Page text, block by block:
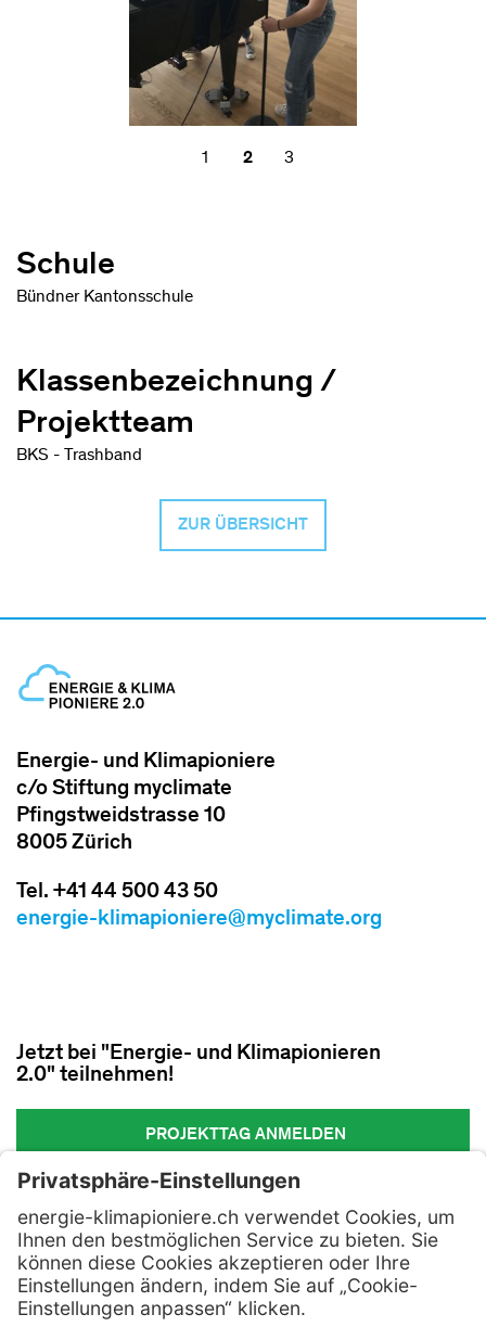
1 2 3
Schule
Bündner Kantonsschule
Klassenbezeichnung /
Projektteam
BKS - Trashband
ZUR ÜBERSICHT
Energie- und Klimapioniere
c/o Stiftung myclimate
Pfingstweidstrasse 10
8005 Zürich
Tel. +41 44 500 43 50
energie-klimapioniere@myclimate.org
Jetzt bei "Energie- und Klimapionieren
2.0" teilnehmen!
PROJEKTTAG ANMELDEN